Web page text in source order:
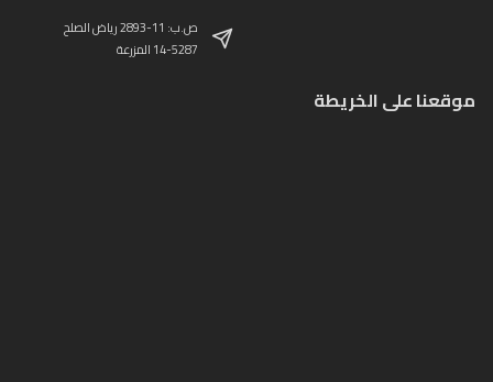
ص.ب: 11-2893 رياض الصلح
14-5287 المزرعة
موقعنا على الخريطة